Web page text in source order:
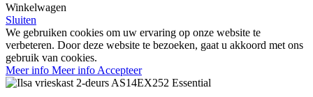
Winkelwagen
Sluiten
We gebruiken cookies om uw ervaring op onze website te
verbeteren. Door deze website te bezoeken, gaat u akkoord met ons
gebruik van cookies.
Meer info Meer info Accepteer